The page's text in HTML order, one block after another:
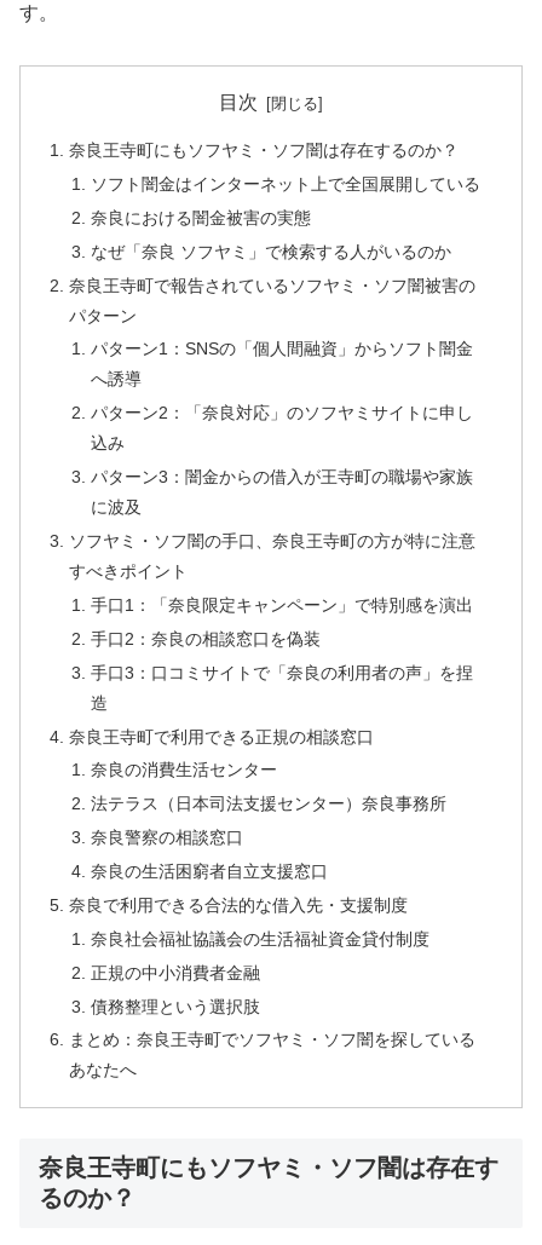
す。
目次
奈良王寺町にもソフヤミ・ソフ闇は存在するのか？
ソフト闇金はインターネット上で全国展開している
奈良における闇金被害の実態
なぜ「奈良 ソフヤミ」で検索する人がいるのか
奈良王寺町で報告されているソフヤミ・ソフ闇被害の
パターン
パターン1：SNSの「個人間融資」からソフト闇金
へ誘導
パターン2：「奈良対応」のソフヤミサイトに申し
込み
パターン3：闇金からの借入が王寺町の職場や家族
に波及
ソフヤミ・ソフ闇の手口、奈良王寺町の方が特に注意
すべきポイント
手口1：「奈良限定キャンペーン」で特別感を演出
手口2：奈良の相談窓口を偽装
手口3：口コミサイトで「奈良の利用者の声」を捏
造
奈良王寺町で利用できる正規の相談窓口
奈良の消費生活センター
法テラス（日本司法支援センター）奈良事務所
奈良警察の相談窓口
奈良の生活困窮者自立支援窓口
奈良で利用できる合法的な借入先・支援制度
奈良社会福祉協議会の生活福祉資金貸付制度
正規の中小消費者金融
債務整理という選択肢
まとめ：奈良王寺町でソフヤミ・ソフ闇を探している
あなたへ
奈良王寺町にもソフヤミ・ソフ闇は存在す
るのか？